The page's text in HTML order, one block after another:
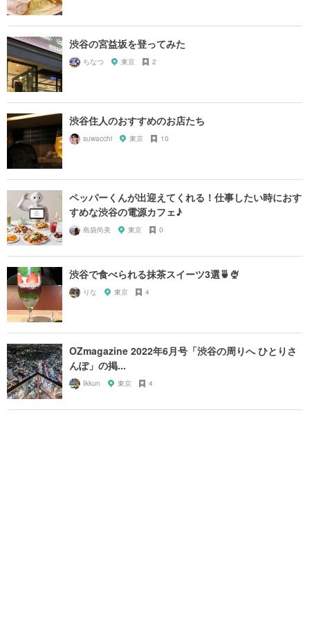
渋谷の宮益坂を登ってみた
ちなつ 東京 2
渋谷住人のおすすめのお店たち
suwacchi 東京 10
ペッパーくんが出迎えてくれる！仕事したい時におす
すめな渋谷の電源カフェ♪
島袋尚美 東京 0
渋谷で食べられる抹茶スイーツ3選🍵🍨
りな 東京 4
OZmagazine 2022年6月号「渋谷の周りへ ひとりさ
んぽ」の掲...
Ikkun 東京 4